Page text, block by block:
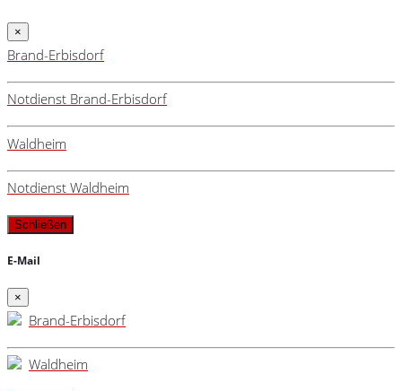
×
Brand-Erbisdorf
Notdienst Brand-Erbisdorf
Waldheim
Notdienst Waldheim
Schließen
E-Mail
×
Brand-Erbisdorf
Waldheim